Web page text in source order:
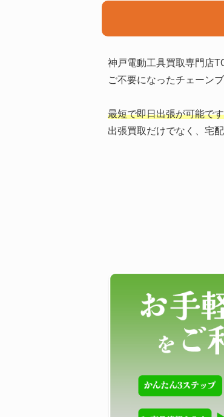
神戸電動工具買取専門店
ご不要になったチェーン
最短で即日出張が可能で
出張買取だけでなく、宅